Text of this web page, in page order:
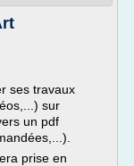
ses travaux
sur
un pdf
prise en